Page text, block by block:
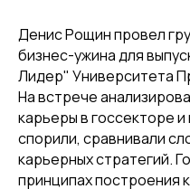
Денис Рощин провел
бизнес-ужина для
Лидер" Университета
На встрече
карьеры в госсекторе
спорили, сравнивали
карьерных стратегий.
принципах построения